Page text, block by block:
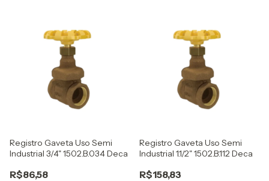
Registro Gaveta Uso Semi
Industrial 3/4" 1502.B.034 Deca
R$86,58
Registro Gaveta Uso Semi
Industrial 1.1/2" 1502.B.112 Deca
R$158,83